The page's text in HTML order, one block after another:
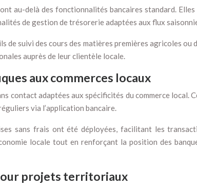
au-delà des fonctionnalités bancaires standard.
de gestion de trésorerie adaptées aux flux
de suivi des cours des matières premières agricoles
auprès de leur clientèle locale.
aux commerces locaux
contact adaptées aux spécificités du commerce
via l’application bancaire.
sans frais ont été déployées, facilitant les
locale tout en renforçant la position des
projets territoriaux